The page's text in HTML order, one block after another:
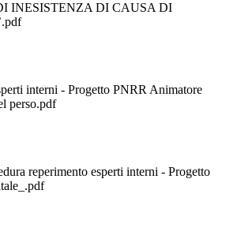
INESISTENZA DI CAUSA DI
interni - Progetto PNRR Animatore
perso.pdf
reperimento esperti interni - Progetto